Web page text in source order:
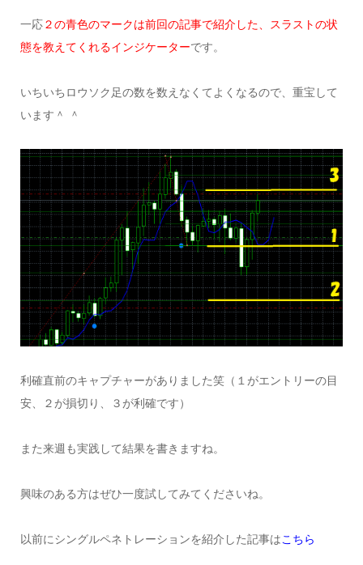
一応２の青色のマークは前回の記事で紹介した、スラストの状
態を教えてくれるインジケーターです。
いちいちロウソク足の数を数えなくてよくなるので、重宝して
います＾ ＾
利確直前のキャプチャーがありました笑（１がエントリーの目
安、２が損切り、３が利確です）
また来週も実践して結果を書きますね。
興味のある方はぜひ一度試してみてくださいね。
以前にシングルペネトレーションを紹介した記事はこちら